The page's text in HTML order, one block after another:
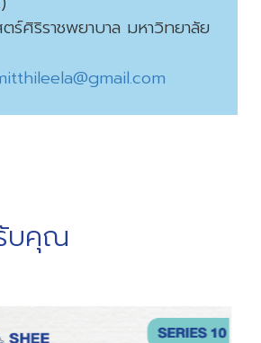
ศิริราชพยาบาล มหาวิทยาลัย
บคุณ